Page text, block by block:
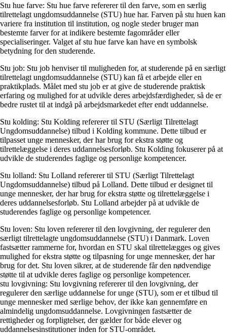
Stu hue farve: Stu hue farve refererer til den farve, som en særlig
tilrettelagt ungdomsuddannelse (STU) hue har. Farven på stu huen kan
variere fra institution til institution, og nogle steder bruger man
bestemte farver for at indikere bestemte fagområder eller
specialiseringer. Valget af stu hue farve kan have en symbolsk
betydning for den studerende.
Stu job: Stu job henviser til muligheden for, at studerende på en særligt
tilrettelagt ungdomsuddannelse (STU) kan få et arbejde eller en
praktikplads. Målet med stu job er at give de studerende praktisk
erfaring og mulighed for at udvikle deres arbejdsfærdigheder, så de er
bedre rustet til at indgå på arbejdsmarkedet efter endt uddannelse.
Stu kolding: Stu Kolding refererer til STU (Særligt Tilrettelagt
Ungdomsuddannelse) tilbud i Kolding kommune. Dette tilbud er
tilpasset unge mennesker, der har brug for ekstra støtte og
tilrettelæggelse i deres uddannelsesforløb. Stu Kolding fokuserer på at
udvikle de studerendes faglige og personlige kompetencer.
Stu lolland: Stu Lolland refererer til STU (Særligt Tilrettelagt
Ungdomsuddannelse) tilbud på Lolland. Dette tilbud er designet til
unge mennesker, der har brug for ekstra støtte og tilrettelæggelse i
deres uddannelsesforløb. Stu Lolland arbejder på at udvikle de
studerendes faglige og personlige kompetencer.
Stu loven: Stu loven refererer til den lovgivning, der regulerer den
særligt tilrettelagte ungdomsuddannelse (STU) i Danmark. Loven
fastsætter rammerne for, hvordan en STU skal tilrettelægges og gives
mulighed for ekstra støtte og tilpasning for unge mennesker, der har
brug for det. Stu loven sikrer, at de studerende får den nødvendige
støtte til at udvikle deres faglige og personlige kompetencer.
stu lovgivning: Stu lovgivning refererer til den lovgivning, der
regulerer den særlige uddannelse for unge (STU), som er et tilbud til
unge mennesker med særlige behov, der ikke kan gennemføre en
almindelig ungdomsuddannelse. Lovgivningen fastsætter de
rettigheder og forpligtelser, der gælder for både elever og
uddannelsesinstitutioner inden for STU-området.